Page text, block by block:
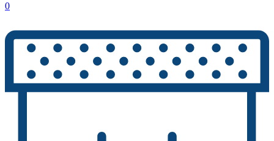
0